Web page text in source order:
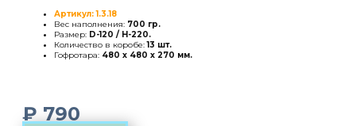
Артикул: 1.3.18
Вес наполнения: 700 гр.
Размер: D-120 / H-220.
Количество в коробе:13 шт.
Гофротара: 480 х 480 х 270 мм.
₽790